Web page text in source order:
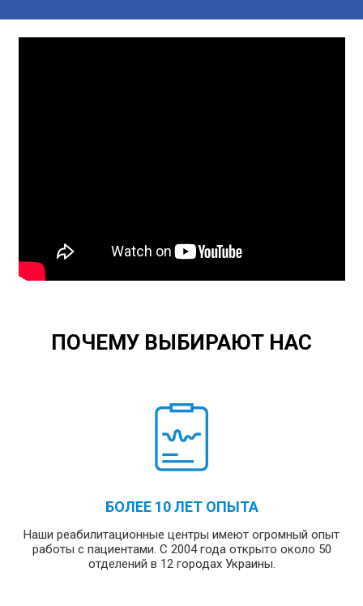
ПОЧЕМУ ВЫБИРАЮТ НАС
БОЛЕЕ 10 ЛЕТ ОПЫТА
Наши реабилитационные центры имеют огромный опыт
работы с пациентами. С 2004 года открыто около 50
отделений в 12 городах Украины.